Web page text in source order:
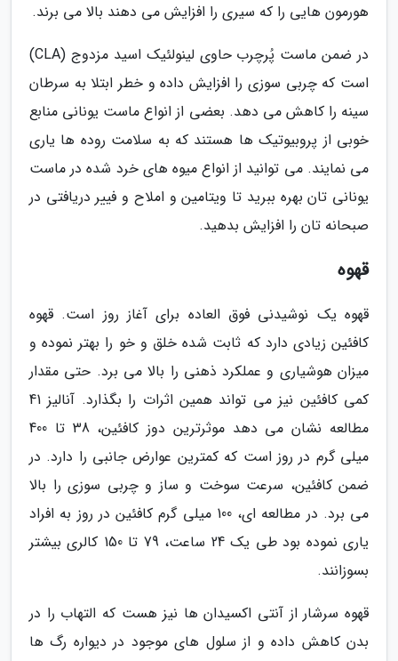
هورمون هایی را که سیری را افزایش می دهند بالا می برند.
در ضمن ماست پُرچرب حاوی لینولئیک اسید مزدوج (CLA)
است که چربی سوزی را افزایش داده و خطر ابتلا به سرطان
سینه را کاهش می دهد. بعضی از انواع ماست یونانی منابع
خوبی از پروبیوتیک ها هستند که به سلامت روده ها یاری
می نمایند. می توانید از انواع میوه های خرد شده در ماست
یونانی تان بهره ببرید تا ویتامین و املاح و فییر دریافتی در
صبحانه تان را افزایش بدهید.
قهوه
قهوه یک نوشیدنی فوق العاده برای آغاز روز است. قهوه
کافئین زیادی دارد که ثابت شده خلق و خو را بهتر نموده و
میزان هوشیاری و عملکرد ذهنی را بالا می برد. حتی مقدار
کمی کافئین نیز می تواند همین اثرات را بگذارد. آنالیز 41
مطالعه نشان می دهد موثرترین دوز کافئین، 38 تا 400
میلی گرم در روز است که کمترین عوارض جانبی را دارد. در
ضمن کافئین، سرعت سوخت و ساز و چربی سوزی را بالا
می برد. در مطالعه ای، 100 میلی گرم کافئین در روز به افراد
یاری نموده بود طی یک 24 ساعت، 79 تا 150 کالری بیشتر
بسوزانند.
قهوه سرشار از آنتی اکسیدان ها نیز هست که التهاب را در
بدن کاهش داده و از سلول های موجود در دیواره رگ ها